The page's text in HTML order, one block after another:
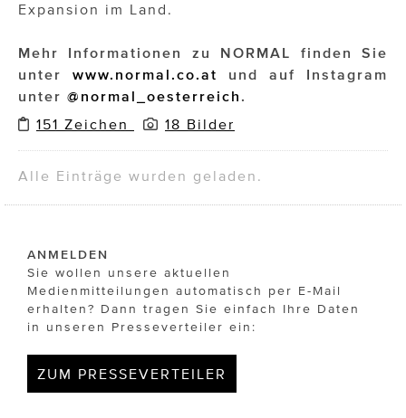
Expansion im Land.
Mehr Informationen zu NORMAL finden Sie
unter www.normal.co.at
und auf Instagram
unter @normal_oesterreich .
151 Zeichen
18 Bilder
Alle Einträge wurden geladen.
ANMELDEN
Sie wollen unsere aktuellen
Medienmitteilungen automatisch per E-Mail
erhalten? Dann tragen Sie einfach Ihre Daten
in unseren Presseverteiler ein:
ZUM PRESSEVERTEILER